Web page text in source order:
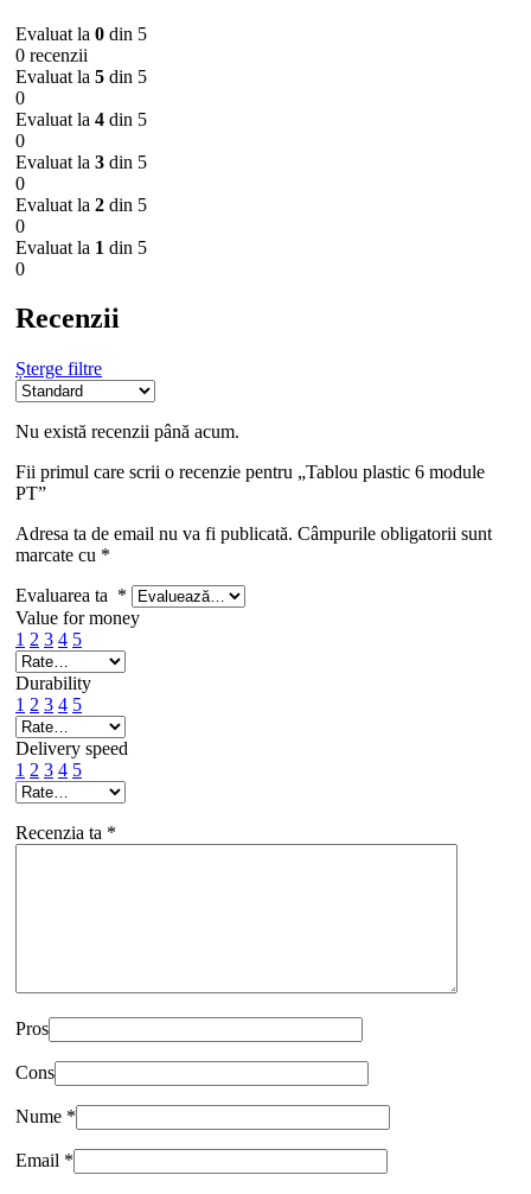
Evaluat la 0 din 5
0 recenzii
Evaluat la 5 din 5
0
Evaluat la 4 din 5
0
Evaluat la 3 din 5
0
Evaluat la 2 din 5
0
Evaluat la 1 din 5
0
Recenzii
Șterge filtre
Nu există recenzii până acum.
Fii primul care scrii o recenzie pentru „Tablou plastic 6 module
PT”
Adresa ta de email nu va fi publicată. Câmpurile obligatorii sunt
marcate cu *
Evaluarea ta *
Value for money
1 2 3 4 5
Durability
1 2 3 4 5
Delivery speed
1 2 3 4 5
Recenzia ta *
Pros
Cons
Nume *
Email *